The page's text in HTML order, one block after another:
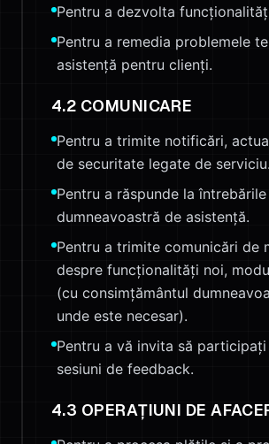
Pentru a dezvolta
Pentru a remedia problemele
asistență pentru clienți.
4.2 COMUNICARE
Pentru a trimite notificări,
de securitate legate de serviciu.
Pentru a răspunde la
dumneavoastră de asistență.
Pentru a trimite comunicări de
despre funcționalități noi,
(cu consimțământul
unde este necesar).
Pentru a vă invita să participați
sesiuni de feedback.
4.3 OPERAȚIUNI DE